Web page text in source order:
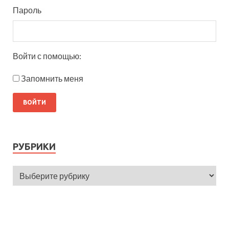
Пароль
Войти с помощью:
Запомнить меня
РУБРИКИ